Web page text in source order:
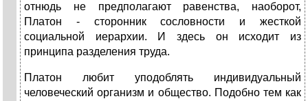
отнюдь не предполагают равенства, наоборот,
Платон - сторонник сословности и жесткой
социальной иерархии. И здесь он исходит из
принципа разделения труда.
Платон любит уподоблять индивидуальный
человеческий организм и общество. Подобно тем как